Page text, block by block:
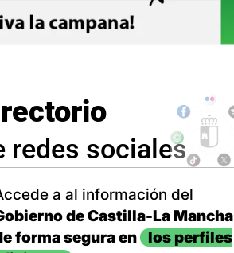
redes sociales
a al información del
de Castilla-La Mancha
forma segura en
los perfiles